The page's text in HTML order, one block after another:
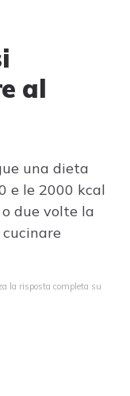
al
una dieta
e le 2000 kcal
due volte la
la risposta completa su